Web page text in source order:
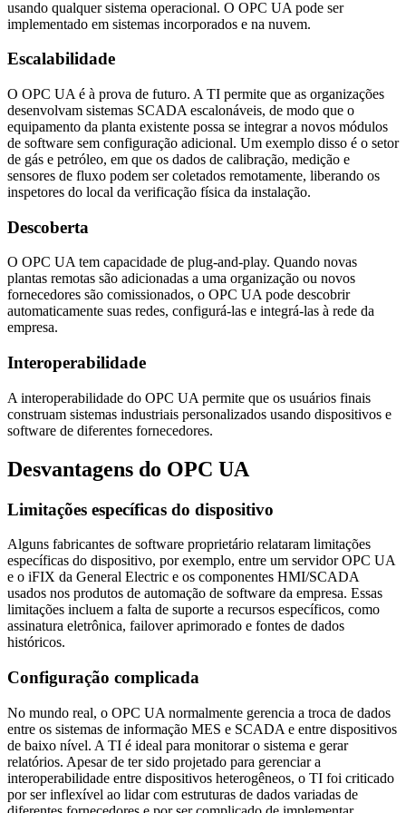
usando qualquer sistema operacional. O OPC UA pode ser
implementado em sistemas incorporados e na nuvem.
Escalabilidade
O OPC UA é à prova de futuro. A TI permite que as organizações
desenvolvam sistemas SCADA escalonáveis, de modo que o
equipamento da planta existente possa se integrar a novos módulos
de software sem configuração adicional. Um exemplo disso é o setor
de gás e petróleo, em que os dados de calibração, medição e
sensores de fluxo podem ser coletados remotamente, liberando os
inspetores do local da verificação física da instalação.
Descoberta
O OPC UA tem capacidade de plug-and-play. Quando novas
plantas remotas são adicionadas a uma organização ou novos
fornecedores são comissionados, o OPC UA pode descobrir
automaticamente suas redes, configurá-las e integrá-las à rede da
empresa.
Interoperabilidade
A interoperabilidade do OPC UA permite que os usuários finais
construam sistemas industriais personalizados usando dispositivos e
software de diferentes fornecedores.
Desvantagens do OPC UA
Limitações específicas do dispositivo
Alguns fabricantes de software proprietário relataram limitações
específicas do dispositivo, por exemplo, entre um servidor OPC UA
e o iFIX da General Electric e os componentes HMI/SCADA
usados nos produtos de automação de software da empresa. Essas
limitações incluem a falta de suporte a recursos específicos, como
assinatura eletrônica, failover aprimorado e fontes de dados
históricos.
Configuração complicada
No mundo real, o OPC UA normalmente gerencia a troca de dados
entre os sistemas de informação MES e SCADA e entre dispositivos
de baixo nível. A TI é ideal para monitorar o sistema e gerar
relatórios. Apesar de ter sido projetado para gerenciar a
interoperabilidade entre dispositivos heterogêneos, o TI foi criticado
por ser inflexível ao lidar com estruturas de dados variadas de